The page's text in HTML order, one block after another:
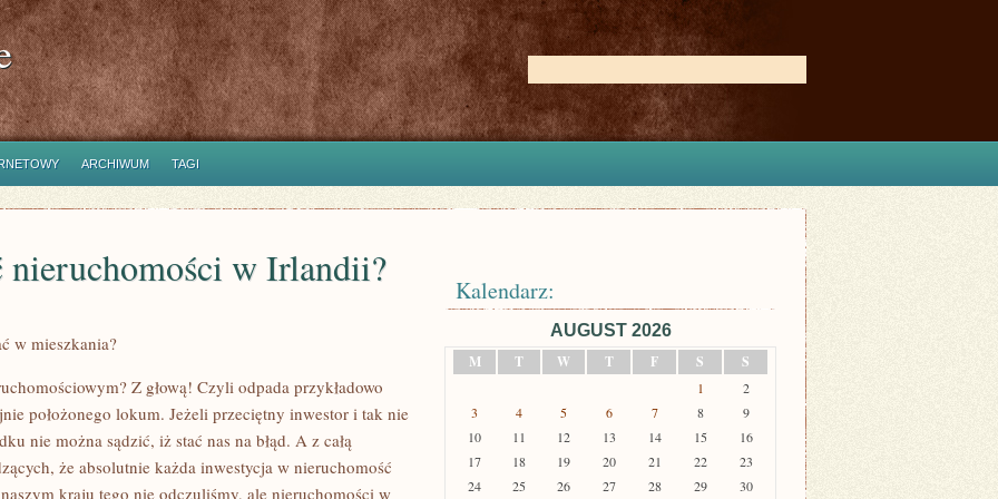
ARCHIWUM TAGI
nieruchomości w Irlandii?
w mieszkania?
Z głową! Czyli odpada przykładowo
położonego lokum. Jeżeli przeciętny inwestor i tak nie
nie można sądzić, iż stać nas na błąd. A z całą
że absolutnie każda inwestycja w nieruchomość
kraju tego nie odczuliśmy, ale nieruchomości w
Kalendarz:
AUGUST 2026
M
T W T F S S
1
2
3
4 5 6 7 8
9
10
11 12 13 14 15
16
17
18 19 20 21 22
23
24
25 26 27 28 29
30